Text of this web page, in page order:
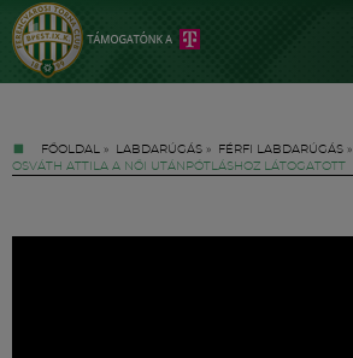
FŐOLDAL » LABDARÚGÁS » FÉRFI LABDARÚGÁS »
OSVÁTH ATTILA A NŐI UTÁNPÓTLÁSHOZ LÁTOGATOTT